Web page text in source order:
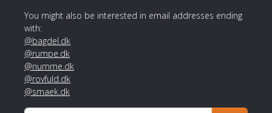
You might also be interested in email addresses ending
with:
@bagdel.dk
@rumpe.dk
@numme.dk
@rovfuld.dk
@smaek.dk